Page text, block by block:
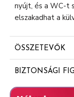
nyújt, és a WC-t
elszakadhat a
ÖSSZETEVŐK
>30%
BIZTONSÁGI
BREF SPA